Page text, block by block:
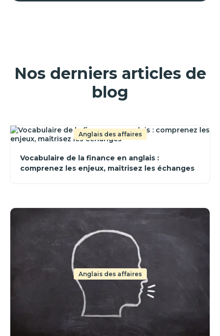
Nos derniers articles de
blog
Anglais des affaires
Vocabulaire de la finance en anglais :
comprenez les enjeux, maîtrisez les échanges
Anglais des affaires